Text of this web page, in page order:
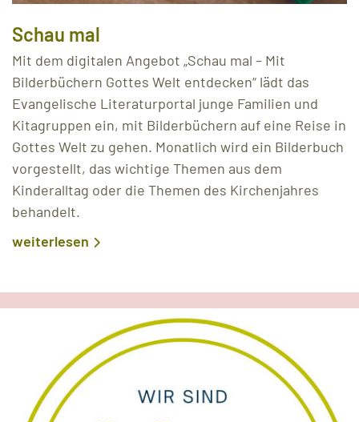
Schau mal
Mit dem digitalen Angebot „Schau mal – Mit
Bilderbüchern Gottes Welt entdecken“ lädt das
Evangelische Literaturportal junge Familien und
Kitagruppen ein, mit Bilderbüchern auf eine Reise in
Gottes Welt zu gehen. Monatlich wird ein Bilderbuch
vorgestellt, das wichtige Themen aus dem
Kinderalltag oder die Themen des Kirchenjahres
behandelt.
weiterlesen